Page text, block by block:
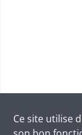
Ce site utilise